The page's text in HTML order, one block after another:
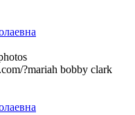
?mariah bobby clark